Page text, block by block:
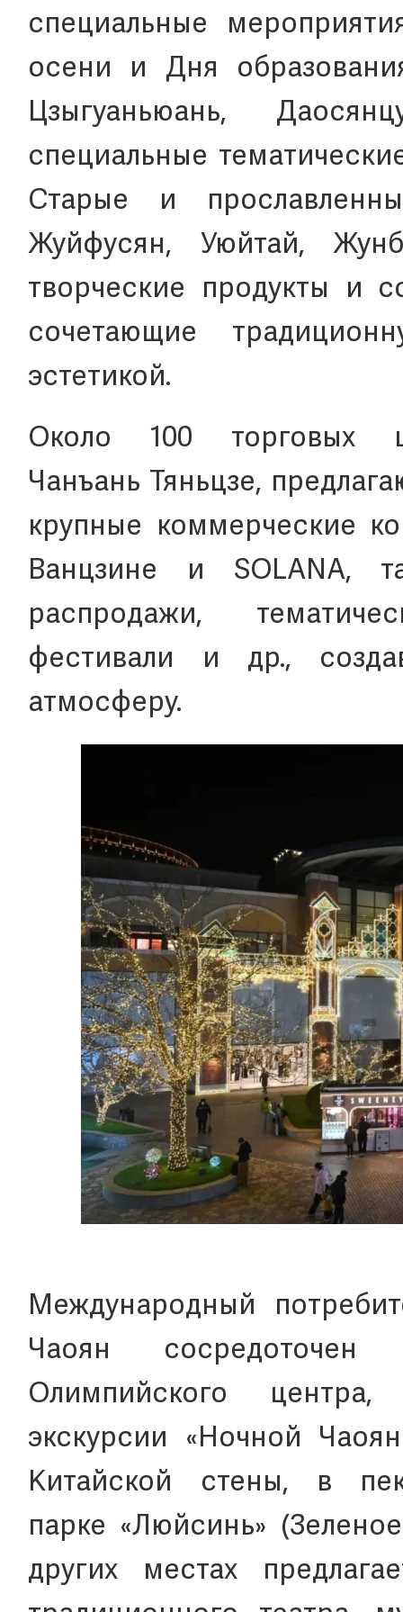
специальные
осени и Дня
Цзыгуаньюань,
специальные
Старые и
Жуйфусян, Уюйтай,
творческие продукты и
сочетающие
эстетикой.
Около 100 торговых
Чанъань Тяньцзе,
крупные коммерческие
Ванцзине и SOLANA,
распродажи,
фестивали и др.,
атмосферу.
Международный
Чаоян
Олимпийского
экскурсии «Ночной
Китайской стены, в
парке «Люйсинь»
других местах